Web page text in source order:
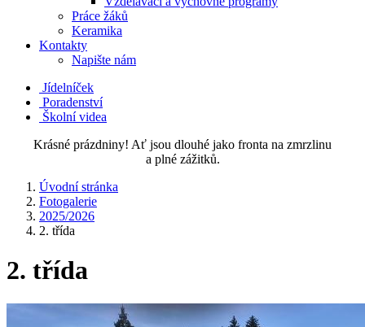
Práce žáků
Keramika
Kontakty
Napište nám
Jídelníček
Poradenství
Školní videa
Krásné prázdniny! Ať jsou dlouhé jako fronta na zmrzlinu
a plné zážitků.
Úvodní stránka
Fotogalerie
2025/2026
2. třída
2. třída